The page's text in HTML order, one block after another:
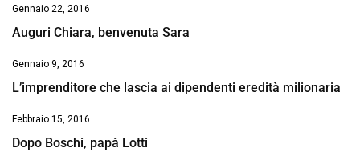
Gennaio 22, 2016
Auguri Chiara, benvenuta Sara
Gennaio 9, 2016
L’imprenditore che lascia ai dipendenti eredità milionaria
Febbraio 15, 2016
Dopo Boschi, papà Lotti